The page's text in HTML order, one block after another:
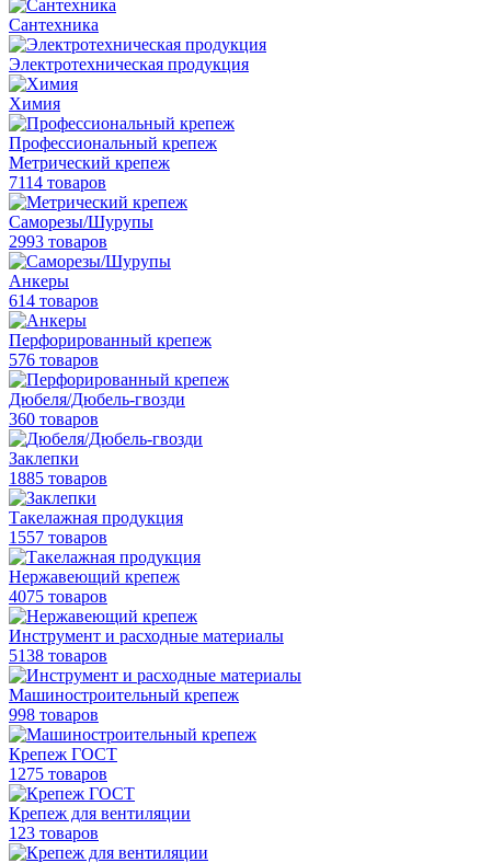
Сантехника
Электротехническая продукция
Химия
Профессиональный крепеж
Метрический крепеж
7114 товаров
Саморезы/Шурупы
2993 товаров
Анкеры
614 товаров
Перфорированный крепеж
576 товаров
Дюбеля/Дюбель-гвозди
360 товаров
Заклепки
1885 товаров
Такелажная продукция
1557 товаров
Нержавеющий крепеж
4075 товаров
Инструмент и расходные материалы
5138 товаров
Машиностроительный крепеж
998 товаров
Крепеж ГОСТ
1275 товаров
Крепеж для вентиляции
123 товаров